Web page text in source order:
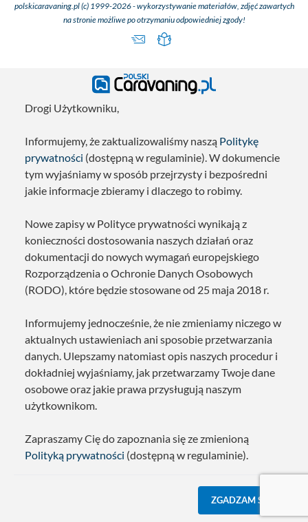
polskicaravaning.pl (c) 1999-2026 - wykorzystywanie materiałów, zdjęć zawartych
na stronie możliwe po otrzymaniu odpowiedniej zgody!
Drogi Użytkowniku,
Informujemy, że zaktualizowaliśmy naszą Politykę
prywatności (dostępną w regulaminie). W dokumencie
tym wyjaśniamy w sposób przejrzysty i bezpośredni
jakie informacje zbieramy i dlaczego to robimy.
Nowe zapisy w Polityce prywatności wynikają z
konieczności dostosowania naszych działań oraz
dokumentacji do nowych wymagań europejskiego
Rozporządzenia o Ochronie Danych Osobowych
(RODO), które będzie stosowane od 25 maja 2018 r.
Informujemy jednocześnie, że nie zmieniamy niczego w
aktualnych ustawieniach ani sposobie przetwarzania
danych. Ulepszamy natomiast opis naszych procedur i
dokładniej wyjaśniamy, jak przetwarzamy Twoje dane
osobowe oraz jakie prawa przysługują naszym
użytkownikom.
Zapraszamy Cię do zapoznania się ze zmienioną
Polityką prywatności (dostępną w regulaminie).
ZGADZAM SIĘ